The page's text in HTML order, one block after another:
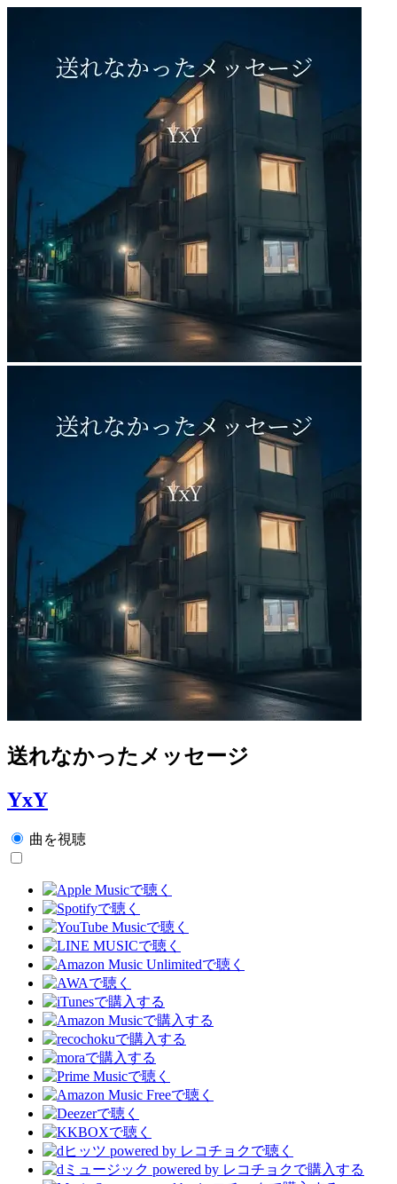
送れなかったメッセージ
YxY
曲を視聴